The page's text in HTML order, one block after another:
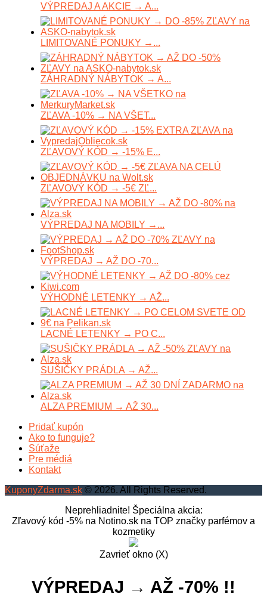
VÝPREDAJ A AKCIE → A...
LIMITOVANÉ PONUKY →...
ZÁHRADNÝ NÁBYTOK → A...
ZĽAVA -10% → NA VŠET...
ZĽAVOVÝ KÓD → -15% E...
ZĽAVOVÝ KÓD → -5€ ZĽ...
VÝPREDAJ NA MOBILY →...
VÝPREDAJ → AŽ DO -70...
VÝHODNÉ LETENKY → AŽ...
LACNÉ LETENKY → PO C...
SUŠIČKY PRÁDLA → AŽ...
ALZA PREMIUM → AŽ 30...
Pridať kupón
Ako to funguje?
Súťaže
Pre médiá
Kontakt
KuponyZdarma.sk © 2026. All Rights Reserved.
Neprehliadnite! Špeciálna akcia:
Zľavový kód -5% na Notino.sk na TOP značky parfémov a
kozmetiky
Zavrieť okno (X)
VÝPREDAJ → AŽ -70% !!